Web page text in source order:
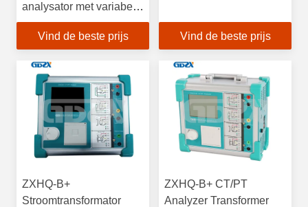
analysator met variabele
frequentie, gebruikt in
het laboratorium,
((piek)
Vind de beste prijs Vind de beste prijs
ZXHQ-B+
Stroomtransformator
ZXHQ-B+ CT/PT
Analyzer Transformer